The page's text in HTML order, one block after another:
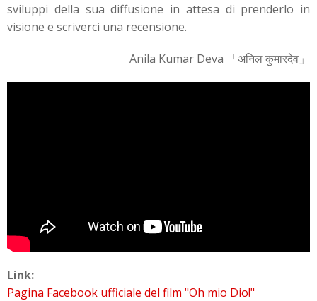
sviluppi della sua diffusione in attesa di prenderlo in
visione e scriverci una recensione.
Anila Kumar Deva 「अनिल कुमारदेव」
Link:
Pagina Facebook ufficiale del film "Oh mio Dio!"